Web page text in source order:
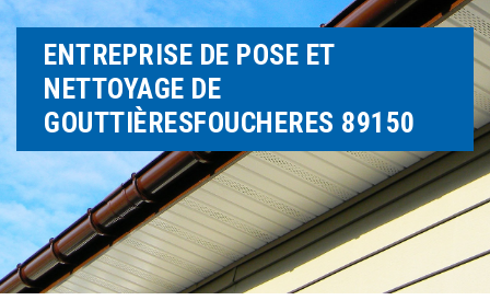
ENTREPRISE DE POSE ET
NETTOYAGE DE
GOUTTIÈRESFOUCHERES 89150